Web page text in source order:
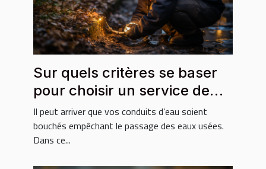
Sur quels critères se baser
pour choisir un service de
débouchage ?
Il peut arriver que vos conduits d’eau soient
bouchés empêchant le passage des eaux usées.
Dans ce...